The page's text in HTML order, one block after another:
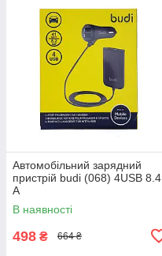
Автомобільний зарядний
пристрій budi (068) 4USB 8.4
A
В наявності
498 ₴ 664 ₴